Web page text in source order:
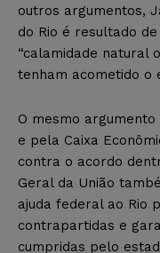
outros argumentos,
do Rio é resultado
“calamidade natural
tenham acometido o
O mesmo
e pela Caixa
contra o acordo
Geral da União
ajuda federal ao Rio
contrapartidas e
cumpridas pelo